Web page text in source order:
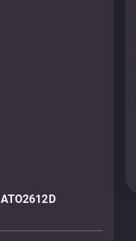
ATO2612D